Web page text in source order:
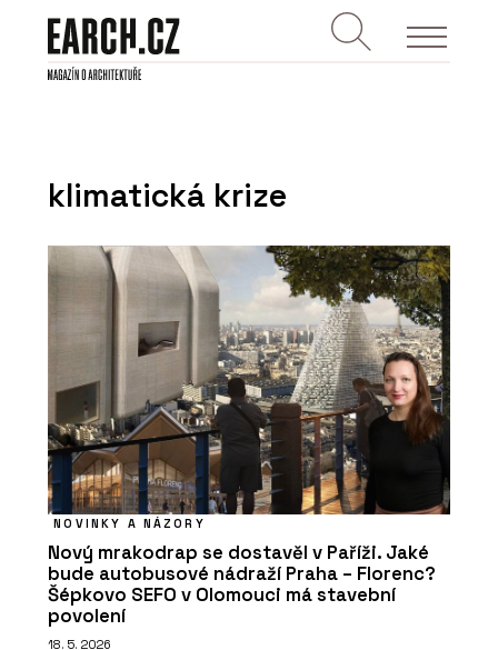
klimatická krize
NOVINKY A NÁZORY
Nový mrakodrap se dostavěl v Paříži. Jaké
bude autobusové nádraží Praha – Florenc?
Šépkovo SEFO v Olomouci má stavební
povolení
18. 5. 2026